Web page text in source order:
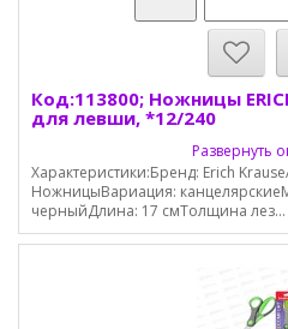
Код:113800; Ножницы
для левши, *12/240
Развернуть
Характеристики:Бренд: Erich
НожницыВариация:
черныйДлина: 17 смТолщина лез...